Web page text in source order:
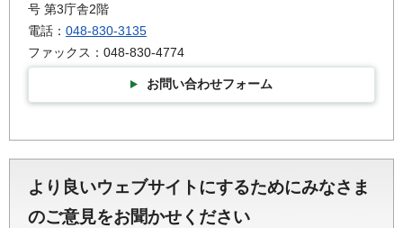
号 第3庁舎2階
電話： 048-830-3135
ファックス：048-830-4774
お問い合わせフォーム
より良いウェブサイトにするためにみなさま
のご意見をお聞かせください